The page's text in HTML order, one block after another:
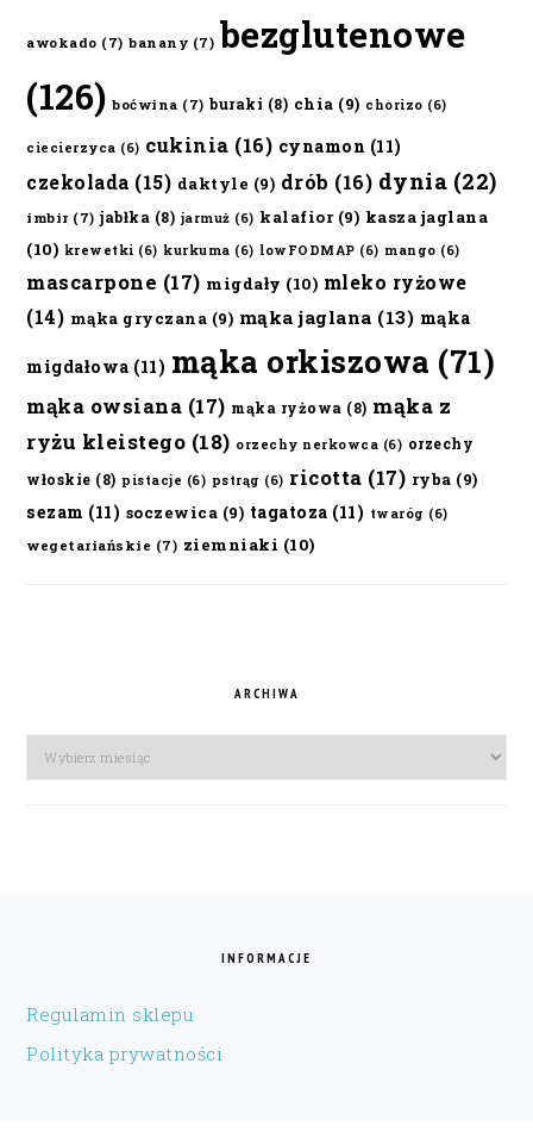
awokado (7) banany (7) bezglutenowe
(126) boćwina (7) buraki (8) chia (9) chorizo (6)
ciecierzyca (6) cukinia (16) cynamon (11)
czekolada (15) daktyle (9) drób (16) dynia (22)
imbir (7) jabłka (8) jarmuż (6) kalafior(9) kasza jaglana
(10) krewetki (6) kurkuma (6) lowFODMAP (6) mango (6)
mascarpone (17) migdały (10) mleko ryżowe
(14) mąka gryczana (9) mąka jaglana (13) mąka
migdałowa (11) mąka orkiszowa (71)
mąka owsiana (17) mąka ryżowa (8) mąka z
ryżu kleistego (18) orzechy nerkowca (6) orzechy
włoskie (8) pistacje (6) pstrąg (6) ricotta (17) ryba (9)
sezam (11) soczewica (9) tagatoza (11) twaróg (6)
wegetariańskie (7) ziemniaki (10)
ARCHIWA
Archiwa
INFORMACJE
Regulamin sklepu
Polityka prywatności